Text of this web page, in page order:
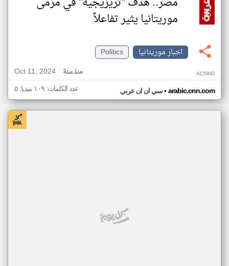
موريتانيا يثير تفاعلاً
اخبار موريتانيا
Politics
Oct 11, 2024
منذ سنة AC58ID
سي ان ان عربي• arabic.cnn.com عدد الكلمات: ١٠٩ ميديا: ٥